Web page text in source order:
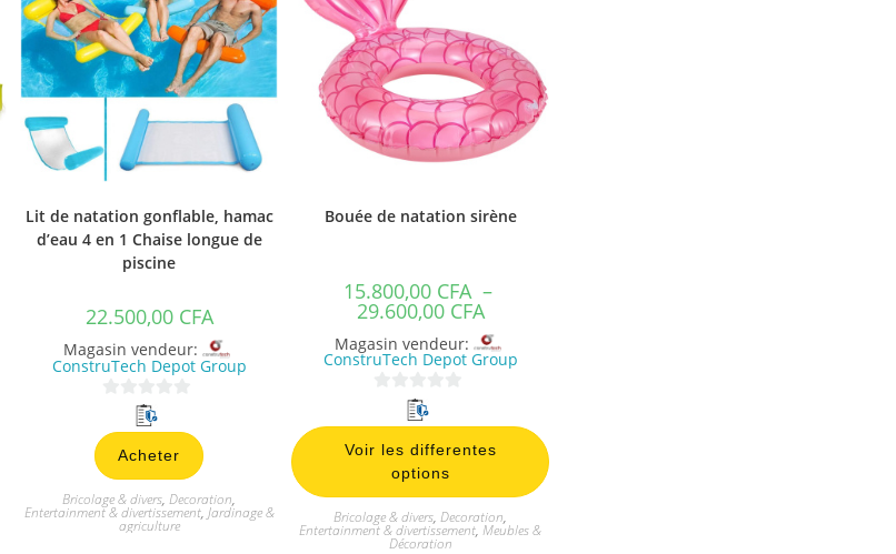
Lit de natation gonflable, hamac
d’eau 4 en 1 Chaise longue de
piscine
22.500,00 CFA
Magasin vendeur:
ConstruTech Depot Group
s
r
5
Acheter
Bricolage & divers, Decoration,
Entertainment & divertissement, Jardinage &
agriculture
Bouée de natation sirène
15.800,00 CFA –
29.600,00 CFA
Magasin vendeur:
ConstruTech Depot Group
s
u
5
Voir les differentes
options
Bricolage & divers, Decoration,
Entertainment & divertissement, Meubles &
Décoration